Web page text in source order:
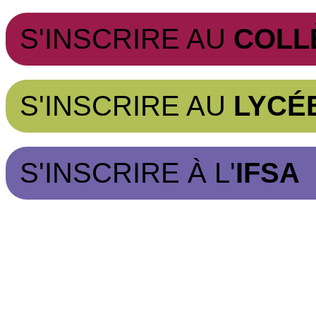
S'INSCRIRE AU
S'INSCRIRE AU
S'INSCRIRE À L'IFSA